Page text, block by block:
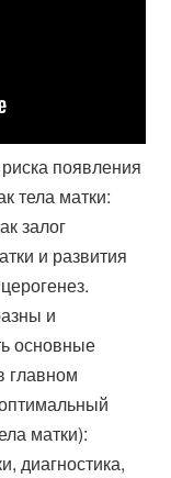
появления
тела матки:
залог
и развития
и
основные
главном
матки):
диагностика,